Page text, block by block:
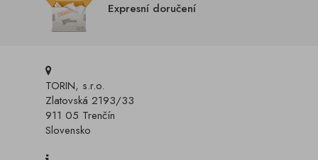
Expresní doručení
TORIN, s.r.o.
Zlatovská 2193/33
911 05 Trenčín
Slovensko